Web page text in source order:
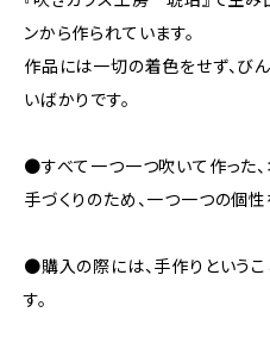
ンから作られています。
作品には一切の着色をせず、び
いばかりです。
●すべて一つ一つ吹いて作った、
手づくりのため、一つ一つの個
●購入の際には、手作りという
す。